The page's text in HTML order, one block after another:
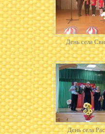
День села
День села